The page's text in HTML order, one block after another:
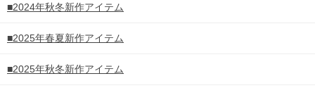
■2024年秋冬新作アイテム
■2025年春夏新作アイテム
■2025年秋冬新作アイテム